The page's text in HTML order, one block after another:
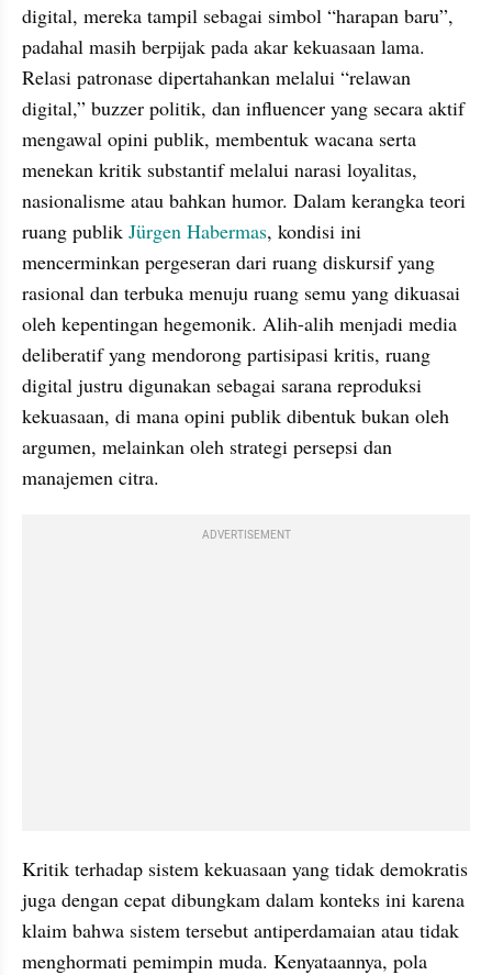
digital, mereka tampil sebagai simbol “harapan baru”,
padahal masih berpijak pada akar kekuasaan lama.
Relasi patronase dipertahankan melalui “relawan
digital,” buzzer politik, dan influencer yang secara aktif
mengawal opini publik, membentuk wacana serta
menekan kritik substantif melalui narasi loyalitas,
nasionalisme atau bahkan humor. Dalam kerangka teori
ruang publik Jürgen Habermas, kondisi ini
mencerminkan pergeseran dari ruang diskursif yang
rasional dan terbuka menuju ruang semu yang dikuasai
oleh kepentingan hegemonik. Alih-alih menjadi media
deliberatif yang mendorong partisipasi kritis, ruang
digital justru digunakan sebagai sarana reproduksi
kekuasaan, di mana opini publik dibentuk bukan oleh
argumen, melainkan oleh strategi persepsi dan
manajemen citra.
ADVERTISEMENT
Kritik terhadap sistem kekuasaan yang tidak demokratis
juga dengan cepat dibungkam dalam konteks ini karena
klaim bahwa sistem tersebut antiperdamaian atau tidak
menghormati pemimpin muda. Kenyataannya, pola